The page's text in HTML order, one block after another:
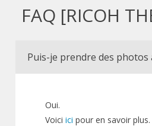
FAQ [RICOH
Puis-je prendre des photos
Oui.
Voici ici pour en savoir plus.